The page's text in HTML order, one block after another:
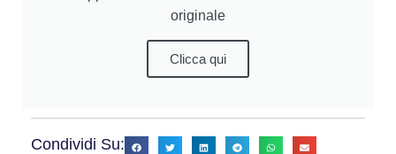
originale
Clicca qui
Condividi Su: